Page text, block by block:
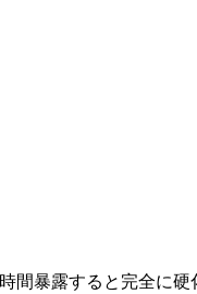
間暴露すると完全に硬